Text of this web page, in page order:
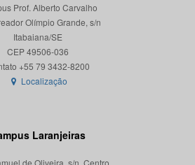
Prof. Alberto Carvalho
Olímpio Grande, s/n
Itabaiana/SE
CEP 49506-036
Localização
Laranjeiras